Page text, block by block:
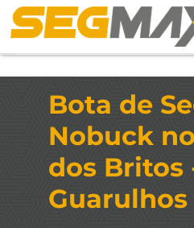
Bota de
Nobuck
dos Britos
Guarulhos